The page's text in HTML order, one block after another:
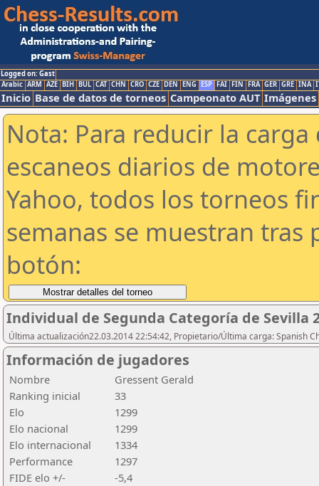
Logged on: Gast
Arabic ARM AZE BIH BUL CAT CHN CRO CZE DEN ENG ESP FAI FIN FRA GER GRE INA
Inicio Base de datos de torneos Campeonato AUT Imágenes
Nota: Para reducir la
escaneos diarios de
Yahoo, todos los torneos
semanas se muestran tras
botón:
Individual de Segunda Categoría de Sevilla
Última actualización22.03.2014 22:54:42, Propietario/Última carga: Spanish
Información de jugadores
Nombre
Gressent Gerald
Ranking inicial
33
Elo
1299
Elo nacional
1299
Elo internacional
1334
Performance
1297
FIDE elo +/-
-5,4